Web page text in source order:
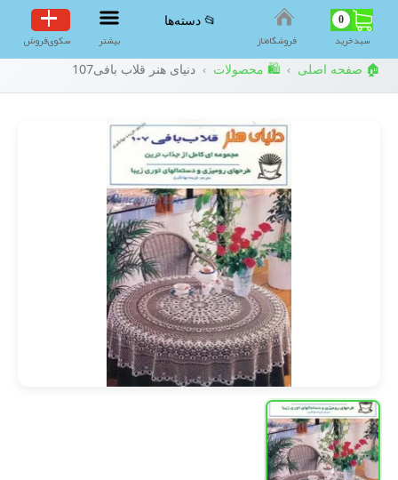
0
سبد‌خرید فروشگاه‌ناز
📂 دسته‌ها
بیشتر سکوی‌فروش
🏠 صفحه اصلی › 🛍️ محصولات › دنیای هنر قلاب بافی107